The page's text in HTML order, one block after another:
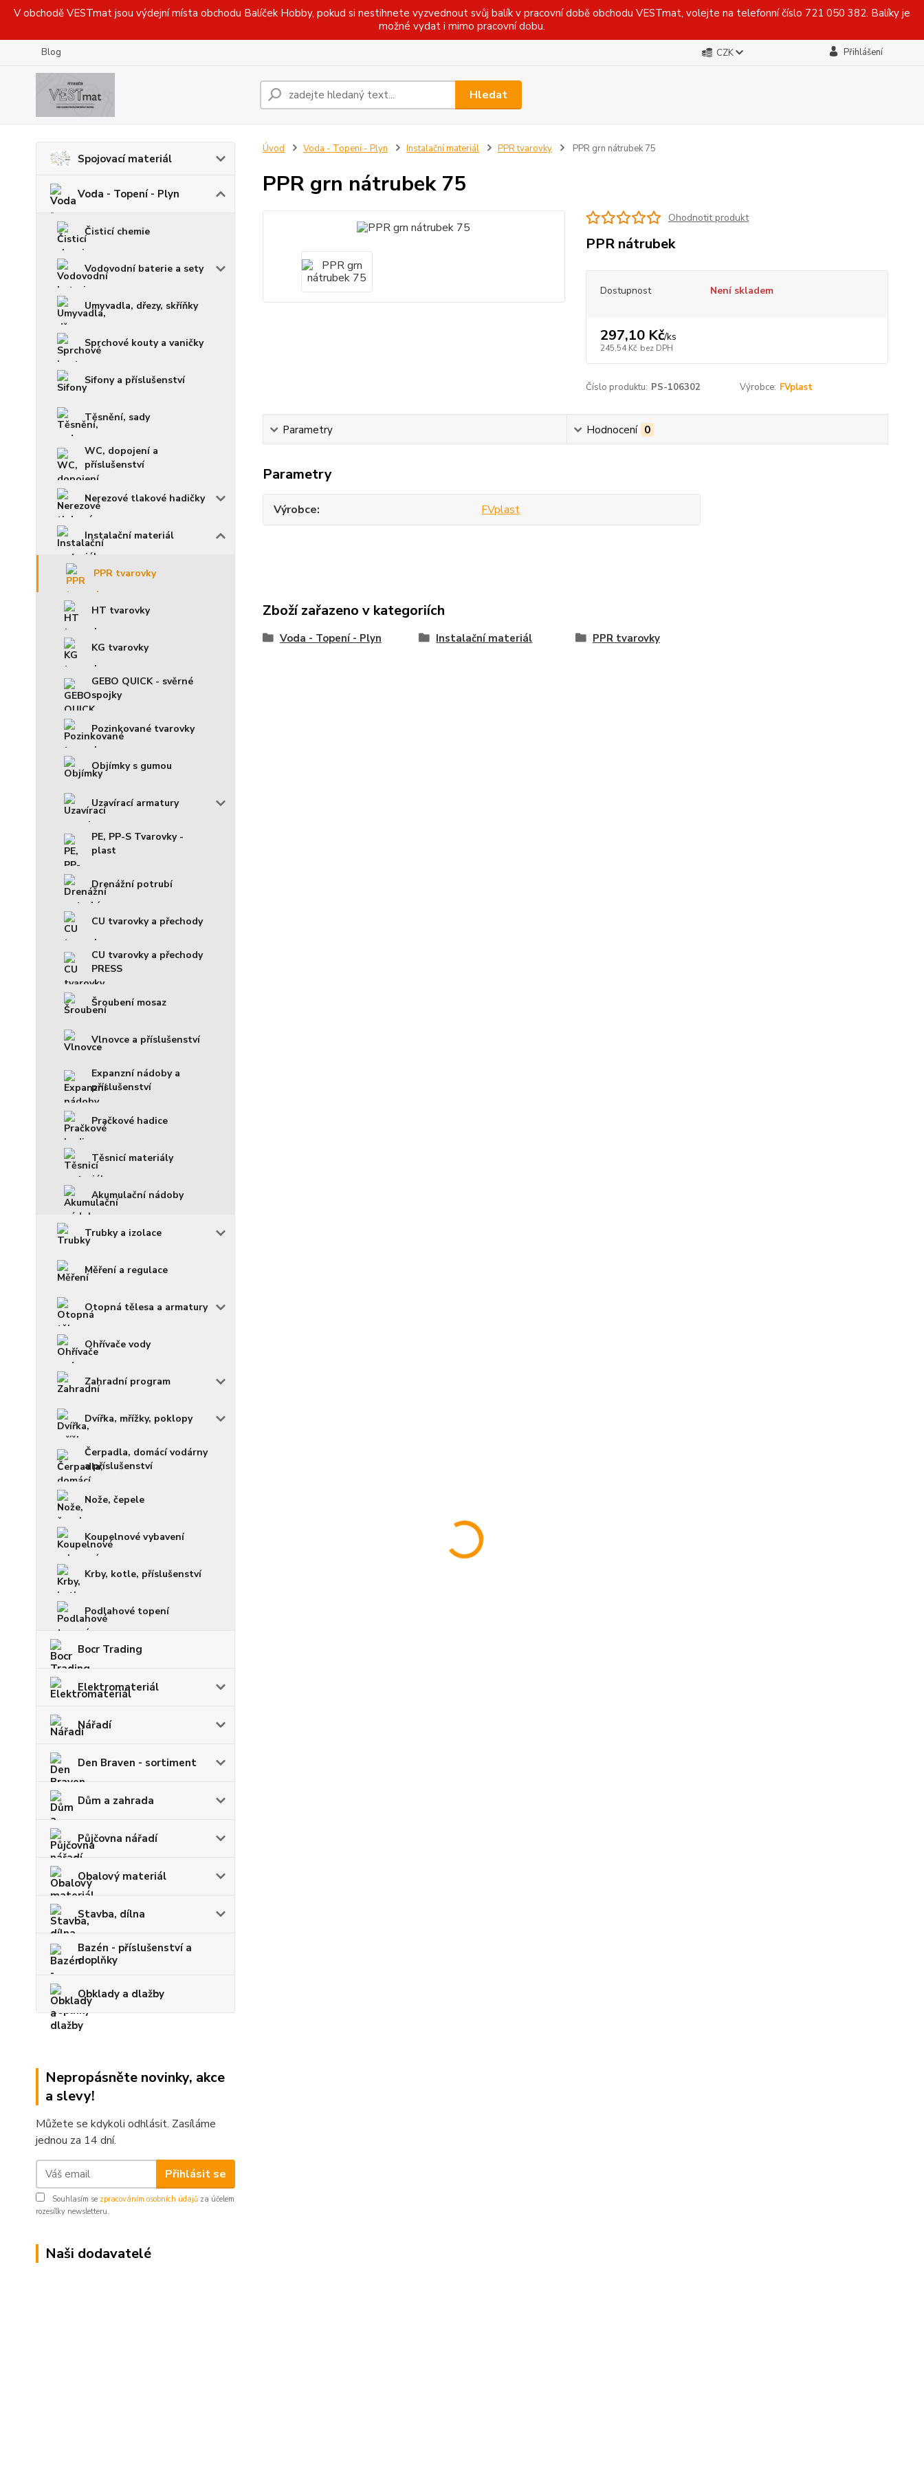
V obchodě VESTmat jsou výdejní místa obchodu Balíček Hobby, pokud si nestihnete vyzvednout svůj balík v pracovní době obchodu VESTmat, volejte na telefonní číslo 721 050 382. Balíky je
možné vydat i mimo pracovní dobu.
Blog CZK Přihlášení
Hledat
Spojovací materiál
Voda - Topení - Plyn
Čisticí chemie
Vodovodní baterie a sety
Umyvadla, dřezy, skříňky
Sprchové kouty a vaničky
Sifony a příslušenství
Těsnění, sady
WC, dopojení a
příslušenství
Nerezové tlakové hadičky
Instalační materiál
PPR tvarovky
HT tvarovky
KG tvarovky
GEBO QUICK - svěrné
spojky
Pozinkované tvarovky
Objímky s gumou
Uzavírací armatury
PE, PP-S Tvarovky -
plast
Drenážní potrubí
CU tvarovky a přechody
CU tvarovky a přechody
PRESS
Šroubení mosaz
Vlnovce a příslušenství
Expanzní nádoby a
příslušenství
Pračkové hadice
Těsnicí materiály
Akumulační nádoby
Trubky a izolace
Měření a regulace
Otopná tělesa a armatury
Ohřívače vody
Zahradní program
Dvířka, mřížky, poklopy
Čerpadla, domácí vodárny
a příslušenství
Nože, čepele
Koupelnové vybavení
Krby, kotle, příslušenství
Podlahové topení
Bocr Trading
Elektromateriál
Nářadí
Den Braven - sortiment
Dům a zahrada
Půjčovna nářadí
Obalový materiál
Stavba, dílna
Bazén - příslušenství a
doplňky
Obklady a dlažby
Nepropásněte novinky, akce
a slevy!
Můžete se kdykoli odhlásit. Zasíláme
jednou za 14 dní.
Přihlásit se
Souhlasím se zpracováním osobních údajů za účelem
rozesílky newsletteru.
Naši dodavatelé
Úvod Voda - Topení - Plyn Instalační materiál PPR tvarovky PPR grn nátrubek 75
PPR grn nátrubek 75
Ohodnotit produkt
PPR nátrubek
Dostupnost Není skladem
297,10 Kč/ks
245,54 Kč bez DPH
Číslo produktu: PS-106302 Výrobce: FVplast
Parametry Hodnocení 0
Parametry
Výrobce FVplast
Zboží zařazeno v kategoriích
Voda - Topení - Plyn Instalační materiál PPR tvarovky